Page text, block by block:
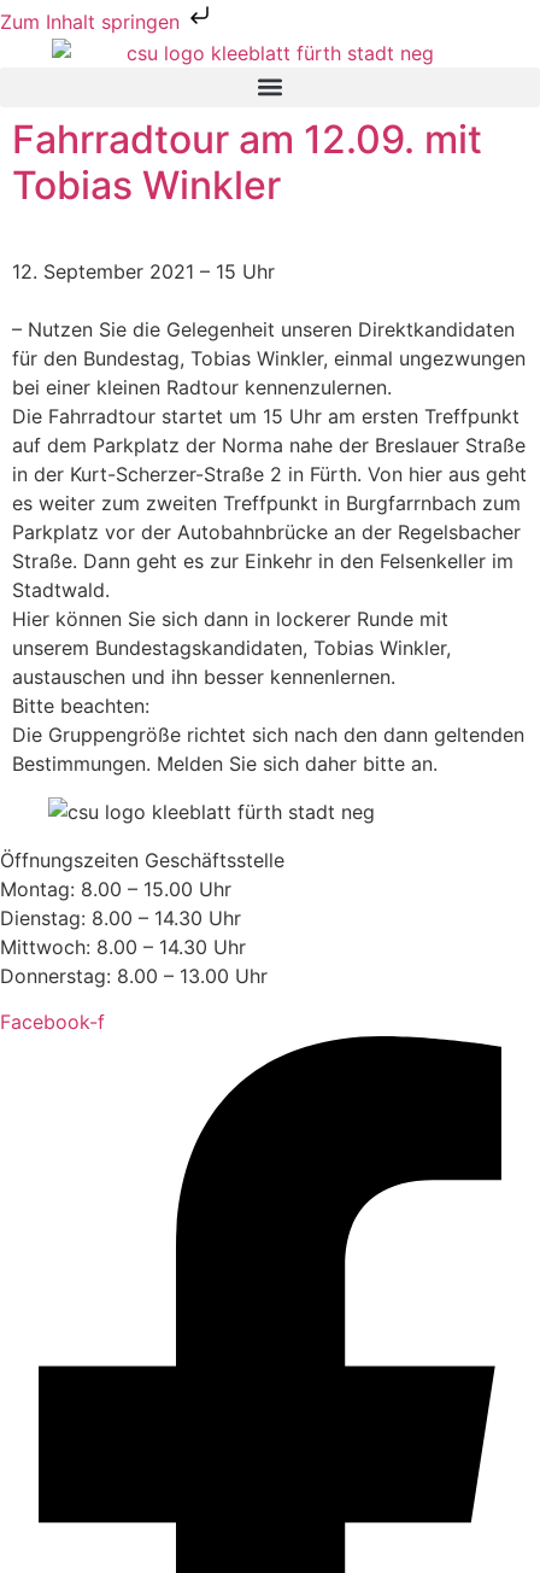
Zum Inhalt springen
Fahrradtour am 12.09. mit
Tobias Winkler
12. September 2021 – 15 Uhr
– Nutzen Sie die Gelegenheit unseren Direktkandidaten
für den Bundestag, Tobias Winkler, einmal ungezwungen
bei einer kleinen Radtour kennenzulernen.
Die Fahrradtour startet um 15 Uhr am ersten Treffpunkt
auf dem Parkplatz der Norma nahe der Breslauer Straße
in der Kurt-Scherzer-Straße 2 in Fürth. Von hier aus geht
es weiter zum zweiten Treffpunkt in Burgfarrnbach zum
Parkplatz vor der Autobahnbrücke an der Regelsbacher
Straße. Dann geht es zur Einkehr in den Felsenkeller im
Stadtwald.
Hier können Sie sich dann in lockerer Runde mit
unserem Bundestagskandidaten, Tobias Winkler,
austauschen und ihn besser kennenlernen.
Bitte beachten:
Die Gruppengröße richtet sich nach den dann geltenden
Bestimmungen. Melden Sie sich daher bitte an.
Öffnungszeiten Geschäftsstelle
Montag: 8.00 – 15.00 Uhr
Dienstag: 8.00 – 14.30 Uhr
Mittwoch: 8.00 – 14.30 Uhr
Donnerstag: 8.00 – 13.00 Uhr
Facebook-f